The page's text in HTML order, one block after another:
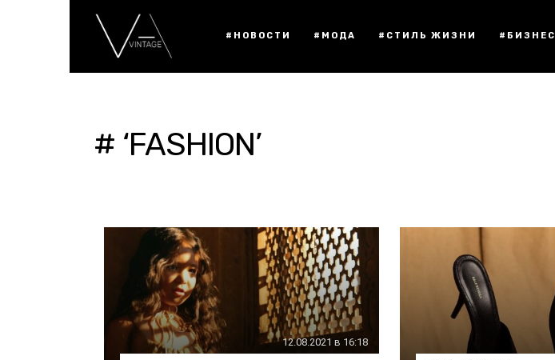
#НОВОСТИ #МОДА #СТИЛЬ ЖИЗНИ #БИЗНЕС
# ‘FASHION’
12.08.2021 в 16:18